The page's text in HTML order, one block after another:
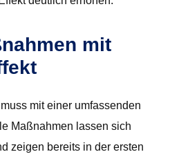
mit
mit einer umfassenden
Maßnahmen lassen sich
zeigen bereits in der ersten